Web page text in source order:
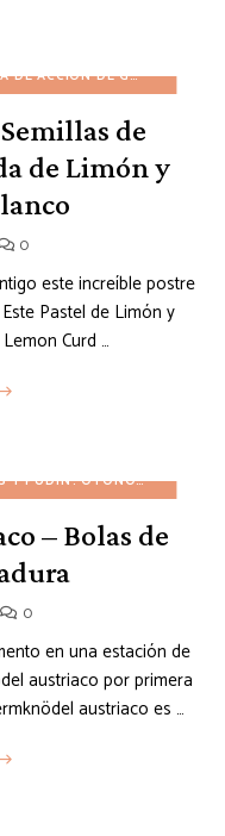
DE ACCIÓN DE GRACIAS
de
de Limón y
0
este increíble postre
Pastel de Limón y
Curd …
Y PUDIN OTOÑO PANES
– Bolas de
0
en una estación de
austriaco por primera
austriaco es …